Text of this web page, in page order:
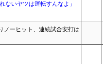
ないヤツは運転すんなよ」
ノーヒット、連続試合安打は